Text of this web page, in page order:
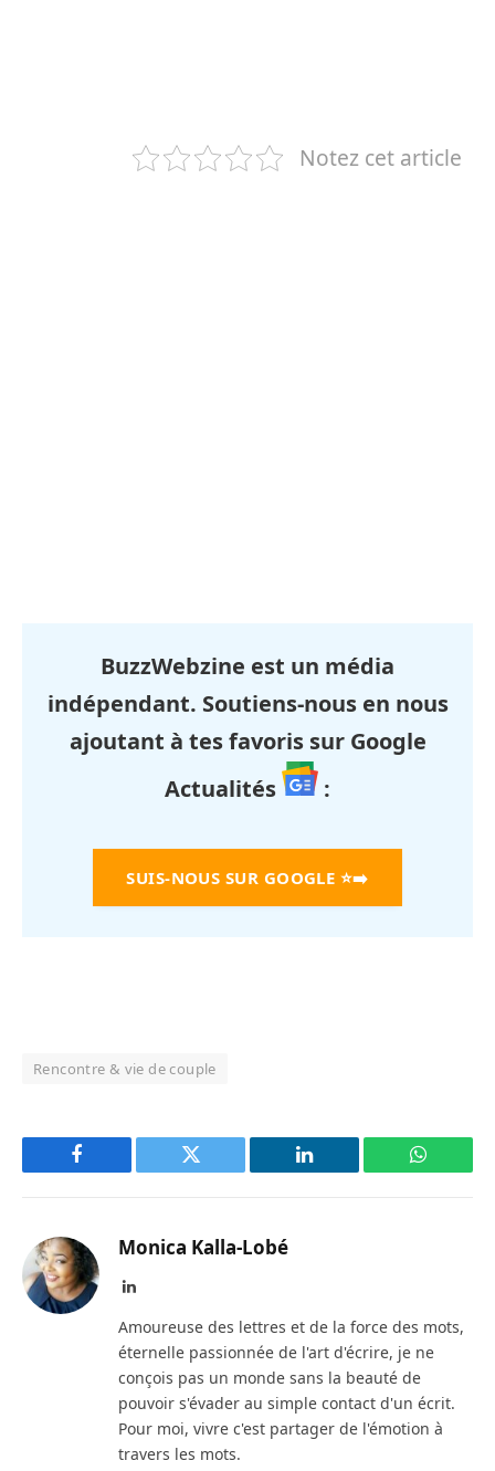
Notez cet article
BuzzWebzine est un média
indépendant. Soutiens-nous en nous
ajoutant à tes favoris sur Google
Actualités
:
SUIS-NOUS SUR GOOGLE ⭐➡️
Rencontre & vie de couple
Facebook Twitter LinkedIn
Monica Kalla-Lobé
LinkedIn
Amoureuse des lettres et de la force des mots,
éternelle passionnée de l'art d'écrire, je ne
conçois pas un monde sans la beauté de
pouvoir s'évader au simple contact d'un écrit.
Pour moi, vivre c'est partager de l'émotion à
travers les mots.